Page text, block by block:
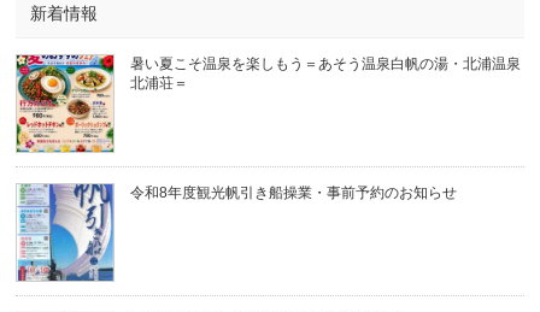
新着情報
暑い夏こそ温泉を楽しもう＝あそう温泉白帆の湯・北浦温泉
北浦荘＝
令和8年度観光帆引き船操業・事前予約のお知らせ